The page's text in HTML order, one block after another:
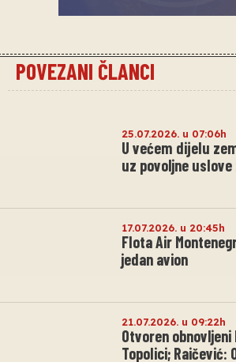
POVEZANI ČLANCI
25.07.2026. u 07:06h
U većem dijelu
uz povoljne uslove
17.07.2026. u 20:45h
Flota Air
jedan avion
21.07.2026. u 09:22h
Otvoren obnovljeni
Topolici; Raičević: